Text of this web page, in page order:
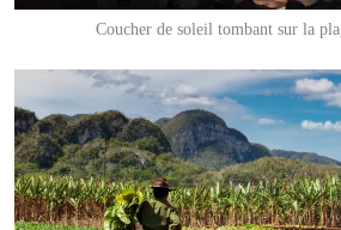
Coucher de soleil tombant sur la